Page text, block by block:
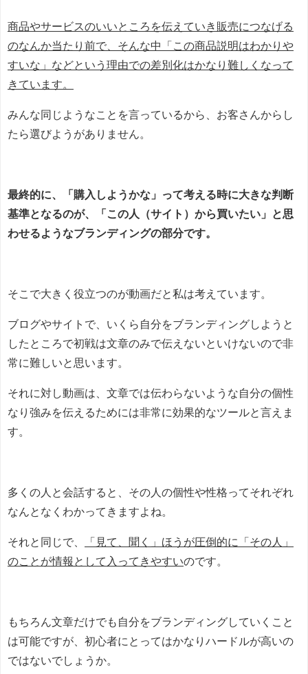
商品やサービスのいいところを伝えていき販売につなげる
のなんか当たり前で、そんな中「この商品説明はわかりや
すいな」などという理由での差別化はかなり難しくなって
きています。
みんな同じようなことを言っているから、お客さんからし
たら選びようがありません。
最終的に、「購入しようかな」って考える時に大きな判断
基準となるのが、「この人（サイト）から買いたい」と思
わせるようなブランディングの部分です。
そこで大きく役立つのが動画だと私は考えています。
ブログやサイトで、いくら自分をブランディングしようと
したところで初戦は文章のみで伝えないといけないので非
常に難しいと思います。
それに対し動画は、文章では伝わらないような自分の個性
なり強みを伝えるためには非常に効果的なツールと言えま
す。
多くの人と会話すると、その人の個性や性格ってそれぞれ
なんとなくわかってきますよね。
それと同じで、
「見て、聞く」ほうが圧倒的に「その人」
のことが情報として入ってきやすいのです。
もちろん文章だけでも自分をブランディングしていくこと
は可能ですが、初心者にとってはかなりハードルが高いの
ではないでしょうか。